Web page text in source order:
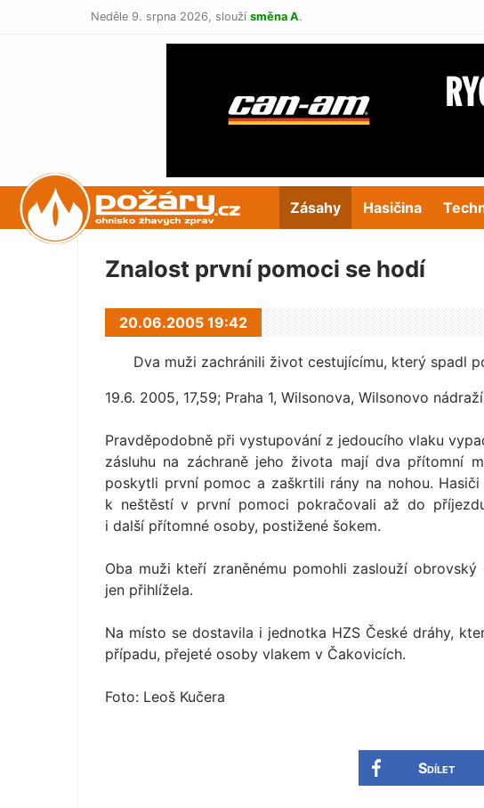
Neděle 9. srpna 2026, slouží směna A.
POŽÁRY.cz Zásahy Hasičina
Znalost první pomoci se hodí
20.06.2005 19:42
Dva muži zachránili život cestujícímu, který spadl
19.6. 2005, 17,59; Praha 1, Wilsonova, Wilsonovo nádraží
Pravděpodobně při vystupování z jedoucího vlaku
zásluhu na záchraně jeho života mají dva přítomní
poskytli první pomoc a zaškrtili rány na nohou.
k neštěstí v první pomoci pokračovali až do
i další přítomné osoby, postižené šokem.
Oba muži kteří zraněnému pomohli zaslouží
jen přihlížela.
Na místo se dostavila i jednotka HZS České dráhy,
případu, přejeté osoby vlakem v Čakovicích.
Foto: Leoš Kučera
Sdílet